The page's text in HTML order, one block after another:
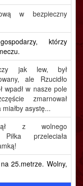
w bezpieczny
którzy
jak lew, był
ale Rzucidło
wpadł w nasze pole
zmarnował
asystę...
z wolnego
Piłka przeleciała
25.metrze. Wolny,